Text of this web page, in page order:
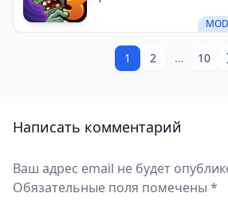
MOD
1 2 … 10
Написать комментарий
Ваш адрес email не будет
Обязательные поля помечены *